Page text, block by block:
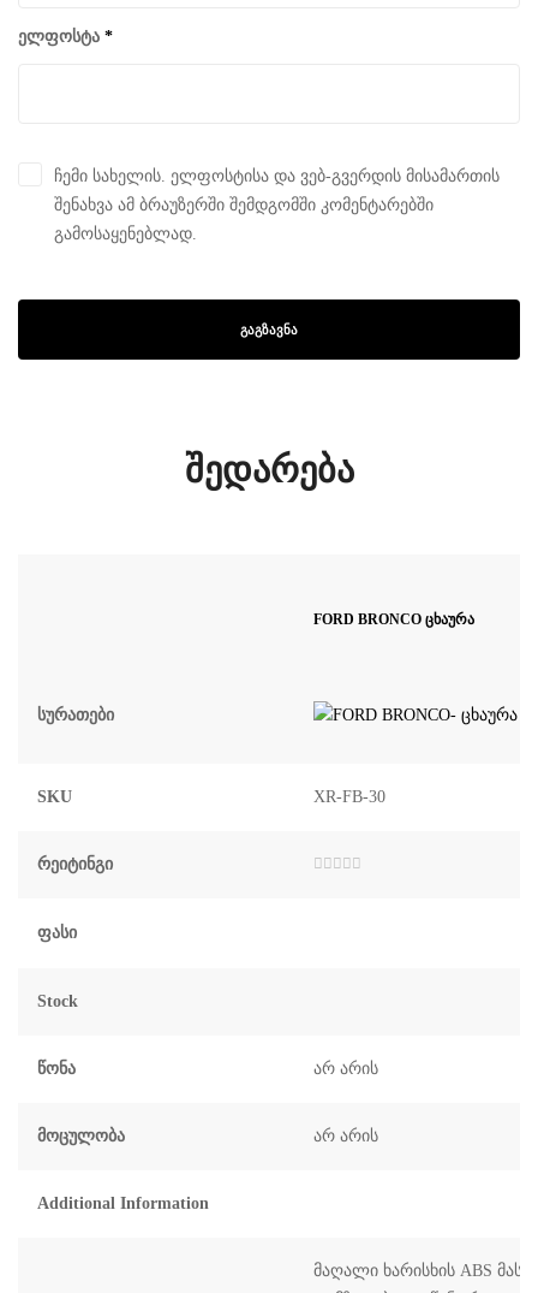
ელფოსტა *
ჩემი სახელის. ელფოსტისა და ვებ-გვერდის მისამართის
შენახვა ამ ბრაუზერში შემდგომში კომენტარებში
გამოსაყენებლად.
შედარება
FORD BRONCO ცხაურა
Სურათები
SKU XR-FB-30
Რეიტინგი
Ფასი
Stock
Წონა არ არის
Მოცულობა არ არის
Additional Information
მაღალი ხარისხის ABS